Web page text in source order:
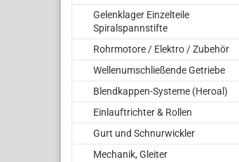
Gelenklager Einzelteile
Spiralspannstifte
Rohrmotore / Elektro / Zubehör
Wellenumschließende Getriebe
Blendkappen-Systeme (Heroal)
Einlauftrichter & Rollen
Gurt und Schnurwickler
Mechanik, Gleiter